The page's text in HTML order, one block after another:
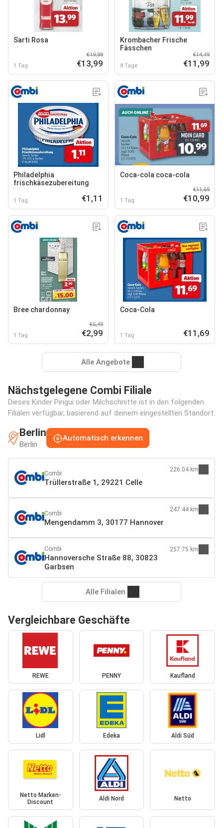
Sarti Rosa
1 Tag
€19,99
€13,99
Krombacher Frische
Fässchen
8 Tage
€14,49
€11,99
Philadelphia
frischkäsezubereitung
1 Tag €1,11
Coca-cola coca-cola
1 Tag
€11,69
€10,99
Bree chardonnay
1 Tag
€5,49
€2,99
Coca-Cola
1 Tag €11,69
Alle Angebote
Nächstgelegene Combi Filiale
Dieses Kinder Pingui oder Milchschnitte ist in den folgenden
Filialen verfügbar, basierend auf deinem eingestellten Standort:
Berlin
Berlin
Automatisch erkennen
Combi
Trüllerstraße 1, 29221 Celle
226.04 km
Combi
Mengendamm 3, 30177 Hannover
247.44 km
Combi
Hannoversche Straße 88, 30823
Garbsen
257.75 km
Alle Filialen
Vergleichbare Geschäfte
REWE PENNY Kaufland
Lidl Edeka Aldi Süd
Netto Marken-
Discount
Aldi Nord Netto